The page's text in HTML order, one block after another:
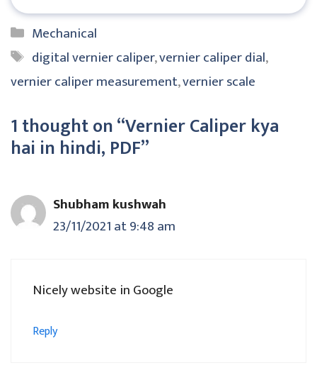
Categories
Mechanical
Tags
digital vernier caliper,vernier caliper dial,
vernier caliper measurement,vernier scale
1 thought on “Vernier Caliper kya
hai in hindi, PDF”
Shubham kushwah
23/11/2021 at 9:48 am
Nicely website in Google
Reply